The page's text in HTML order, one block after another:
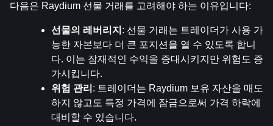
다음은 Raydium 선물 거래를 고려해야 하는 이유입니다:
선물의 레버리지 : 선물 거래는 트레이더가 사용 가
능한 자본보다 더 큰 포지션을 열 수 있도록 합니
다. 이는 잠재적인 수익을 증대시키지만 위험도 증
가시킵니다.
위험 관리 : 트레이더는 Raydium 보유 자산을 매도
하지 않고도 특정 가격에 잠금으로써 가격 하락에
대비할 수 있습니다.